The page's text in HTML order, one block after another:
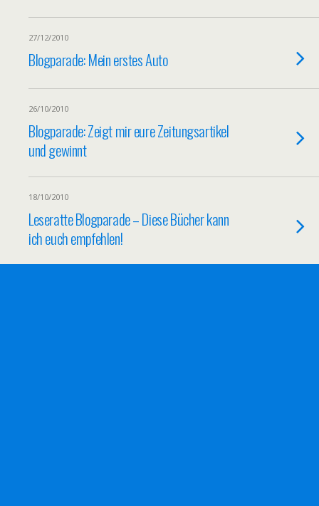
27/12/2010
Blogparade: Mein erstes Auto
26/10/2010
Blogparade: Zeigt mir eure Zeitungsartikel
und gewinnt
18/10/2010
Leseratte Blogparade – Diese Bücher kann
ich euch empfehlen!